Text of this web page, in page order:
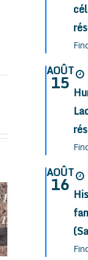
AOÛT
15
AOÛT
16